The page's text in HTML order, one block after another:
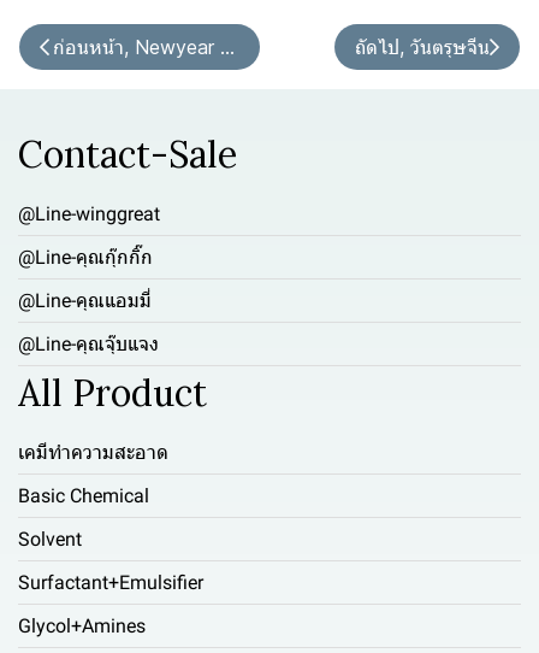
ก่อนหน้า, Newyear 2025 ถัดไป, วันตรุษจีน
Contact-Sale
@Line-winggreat
@Line-คุณกุ๊กกิ๊ก
@Line-คุณแอมมี่
@Line-คุณจุ๊บแจง
All Product
เคมีทำความสะอาด
Basic Chemical
Solvent
Surfactant+Emulsifier
Glycol+Amines